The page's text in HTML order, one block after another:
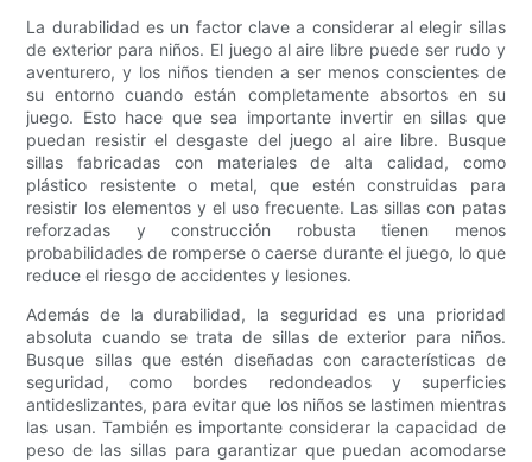
La durabilidad es un factor clave a considerar al elegir sillas
de exterior para niños. El juego al aire libre puede ser rudo y
aventurero, y los niños tienden a ser menos conscientes de
su entorno cuando están completamente absortos en su
juego. Esto hace que sea importante invertir en sillas que
puedan resistir el desgaste del juego al aire libre. Busque
sillas fabricadas con materiales de alta calidad, como
plástico resistente o metal, que estén construidas para
resistir los elementos y el uso frecuente. Las sillas con patas
reforzadas y construcción robusta tienen menos
probabilidades de romperse o caerse durante el juego, lo que
reduce el riesgo de accidentes y lesiones.
Además de la durabilidad, la seguridad es una prioridad
absoluta cuando se trata de sillas de exterior para niños.
Busque sillas que estén diseñadas con características de
seguridad, como bordes redondeados y superficies
antideslizantes, para evitar que los niños se lastimen mientras
las usan. También es importante considerar la capacidad de
peso de las sillas para garantizar que puedan acomodarse